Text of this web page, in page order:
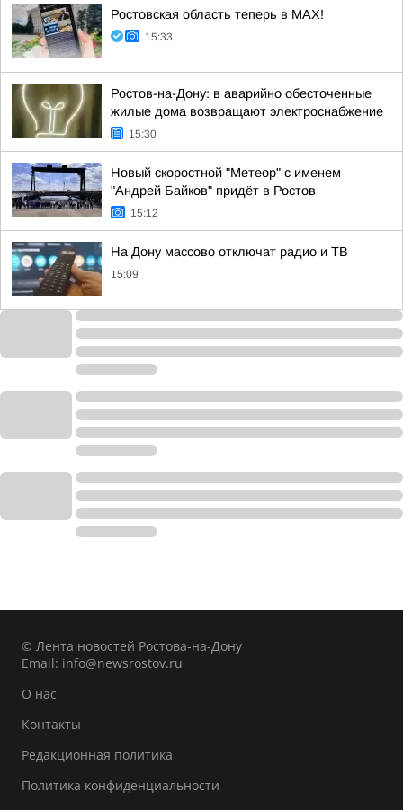
Ростовская область теперь в МАХ!
15:33
Ростов-на-Дону: в аварийно обесточенные
жилые дома возвращают электроснабжение
15:30
Новый скоростной "Метеор" с именем
"Андрей Байков" придёт в Ростов
15:12
На Дону массово отключат радио и ТВ
15:09
© Лента новостей Ростова-на-Дону
Email: info@newsrostov.ru
О нас
Контакты
Редакционная политика
Политика конфиденциальности